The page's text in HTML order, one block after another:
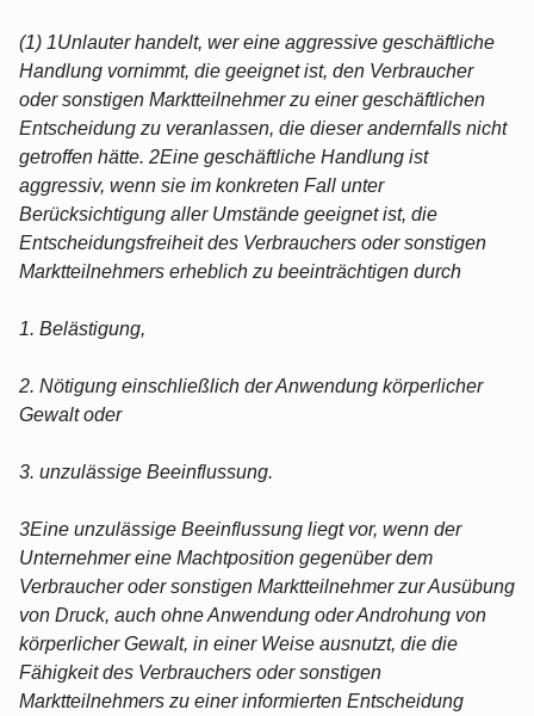
(1) 1Unlauter handelt, wer eine aggressive geschäftliche
Handlung vornimmt, die geeignet ist, den Verbraucher
oder sonstigen Marktteilnehmer zu einer geschäftlichen
Entscheidung zu veranlassen, die dieser andernfalls nicht
getroffen hätte. 2Eine geschäftliche Handlung ist
aggressiv, wenn sie im konkreten Fall unter
Berücksichtigung aller Umstände geeignet ist, die
Entscheidungsfreiheit des Verbrauchers oder sonstigen
Marktteilnehmers erheblich zu beeinträchtigen durch
1. Belästigung,
2. Nötigung einschließlich der Anwendung körperlicher
Gewalt oder
3. unzulässige Beeinflussung.
3Eine unzulässige Beeinflussung liegt vor, wenn der
Unternehmer eine Machtposition gegenüber dem
Verbraucher oder sonstigen Marktteilnehmer zur Ausübung
von Druck, auch ohne Anwendung oder Androhung von
körperlicher Gewalt, in einer Weise ausnutzt, die die
Fähigkeit des Verbrauchers oder sonstigen
Marktteilnehmers zu einer informierten Entscheidung